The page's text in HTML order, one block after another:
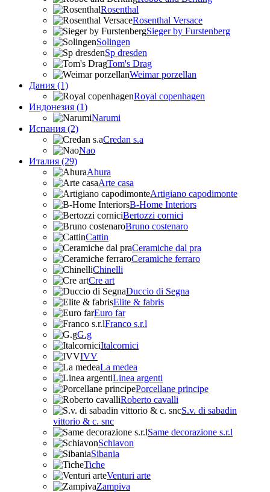
Rosenthal
Rosenthal Versace
Sieger by Furstenberg
Solingen
Sp dresden
Tom's Drag
Weimar porzellan
Дания (1)
Royal copenhagen
Индонезия (1)
Narumi
Испания (2)
Credan s.a
Nao
Италия (29)
Ahura
Arte casa
Artigiano capodimonte
B-Home Interiors
Bertozzi cornici
Bruno costenaro
Cattin
Ceramiche dal pra
Ceramiche ferraro
Chinelli
Cre art
Duccio di Segna
Elite & fabris
Euro far
Franco s.r.l
G.g
Italcornici
IVV
La medea
Linea argenti
Porcellane principe
Roberto cavalli
S.v. di sabadin
vittorio & c. snc
Same decorazione s.r.l
Schiavon
Sibania
Tiche
Venturi arte
Zampiva